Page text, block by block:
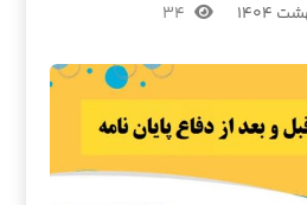
۳۴